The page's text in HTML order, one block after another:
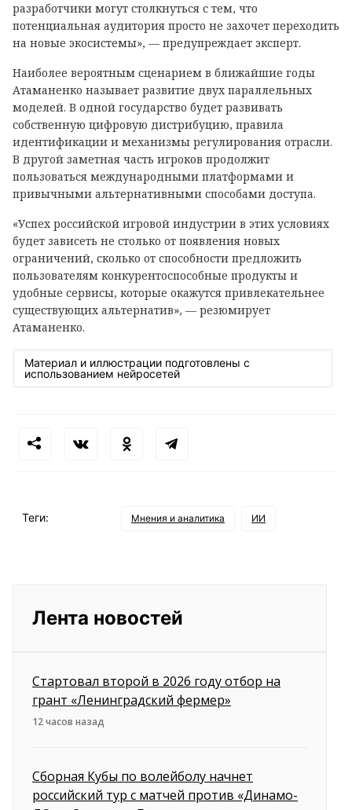
разработчики могут столкнуться с тем, что
потенциальная аудитория просто не захочет переходить
на новые экосистемы», — предупреждает эксперт.
Наиболее вероятным сценарием в ближайшие годы
Атаманенко называет развитие двух параллельных
моделей. В одной государство будет развивать
собственную цифровую дистрибуцию, правила
идентификации и механизмы регулирования отрасли.
В другой заметная часть игроков продолжит
пользоваться международными платформами и
привычными альтернативными способами доступа.
«Успех российской игровой индустрии в этих условиях
будет зависеть не столько от появления новых
ограничений, сколько от способности предложить
пользователям конкурентоспособные продукты и
удобные сервисы, которые окажутся привлекательнее
существующих альтернатив», — резюмирует
Атаманенко.
Материал и иллюстрации подготовлены с
использованием нейросетей
Теги: Мнения и аналитика ИИ
Лента новостей
Стартовал второй в 2026 году отбор на
грант «Ленинградский фермер»
12 часов назад
Сборная Кубы по волейболу начнет
российский тур с матчей против «Динамо-